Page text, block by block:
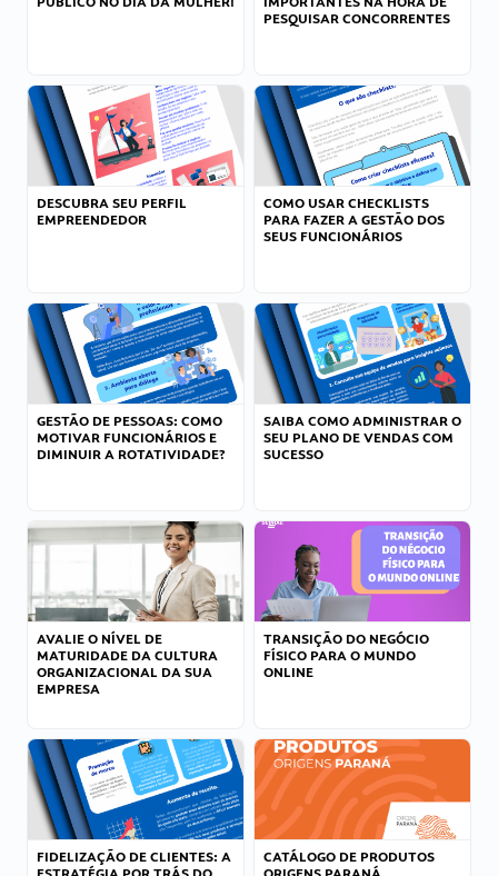
PESQUISAR CONCORRENTES
DESCUBRA SEU PERFIL
EMPREENDEDOR
COMO USAR CHECKLISTS
PARA FAZER A GESTÃO DOS
SEUS FUNCIONÁRIOS
GESTÃO DE PESSOAS: COMO
MOTIVAR FUNCIONÁRIOS E
DIMINUIR A ROTATIVIDADE?
SAIBA COMO ADMINISTRAR O
SEU PLANO DE VENDAS COM
SUCESSO
AVALIE O NÍVEL DE
MATURIDADE DA CULTURA
ORGANIZACIONAL DA SUA
EMPRESA
TRANSIÇÃO DO NEGÓCIO
FÍSICO PARA O MUNDO
ONLINE
FIDELIZAÇÃO DE CLIENTES: A
CATÁLOGO DE PRODUTOS